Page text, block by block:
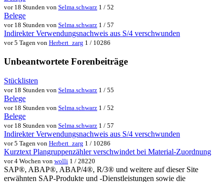
vor 18 Stunden von Selma.schwarz 1 / 52
Belege
vor 18 Stunden von Selma.schwarz 1 / 57
Indirekter Verwendungsnachweis aus S/4 verschwunden
vor 5 Tagen von Herbert_zarg 1 / 10286
Unbeantwortete Forenbeiträge
Stücklisten
vor 18 Stunden von Selma.schwarz 1 / 55
Belege
vor 18 Stunden von Selma.schwarz 1 / 52
Belege
vor 18 Stunden von Selma.schwarz 1 / 57
Indirekter Verwendungsnachweis aus S/4 verschwunden
vor 5 Tagen von Herbert_zarg 1 / 10286
Kurztext Plangruppenzähler verschwindet bei Material-Zuordnung
vor 4 Wochen von wolli 1 / 28220
SAP®, ABAP®, ABAP/4®, R/3® und weitere auf dieser Site
erwähnten SAP-Produkte und -Dienstleistungen sowie die